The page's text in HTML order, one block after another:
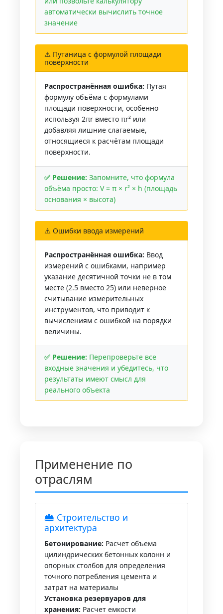
автоматически вычислить точное
значение
⚠️ Путаница с формулой площади
поверхности
Распространённая ошибка: Путая
формулу объёма с формулами
площади поверхности, особенно
используя 2πr вместо πr² или
добавляя лишние слагаемые,
относящиеся к расчётам площади
поверхности.
✅ Решение: Запомните, что формула
объёма просто: V = π × r² × h (площадь
основания × высота)
⚠️ Ошибки ввода измерений
Распространённая ошибка: Ввод
измерений с ошибками, например
указание десятичной точки не в том
месте (2.5 вместо 25) или неверное
считывание измерительных
инструментов, что приводит к
вычислениям с ошибкой на порядки
величины.
✅ Решение: Перепроверьте все
входные значения и убедитесь, что
результаты имеют смысл для
реального объекта
Применение по
отраслям
Строительство и
архитектура
Бетонирование: Расчет объема
цилиндрических бетонных колонн и
опорных столбов для определения
точного потребления цемента и
затрат на материалы
Установка резервуаров для
хранения: Расчет емкости